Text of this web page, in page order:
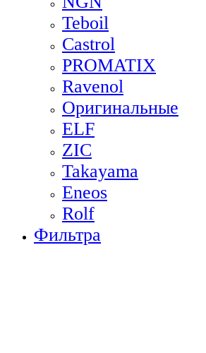
Teboil
Castrol
PROMATIX
Ravenol
Оригинальные
ELF
ZIC
Takayama
Eneos
Rolf
Фильтра